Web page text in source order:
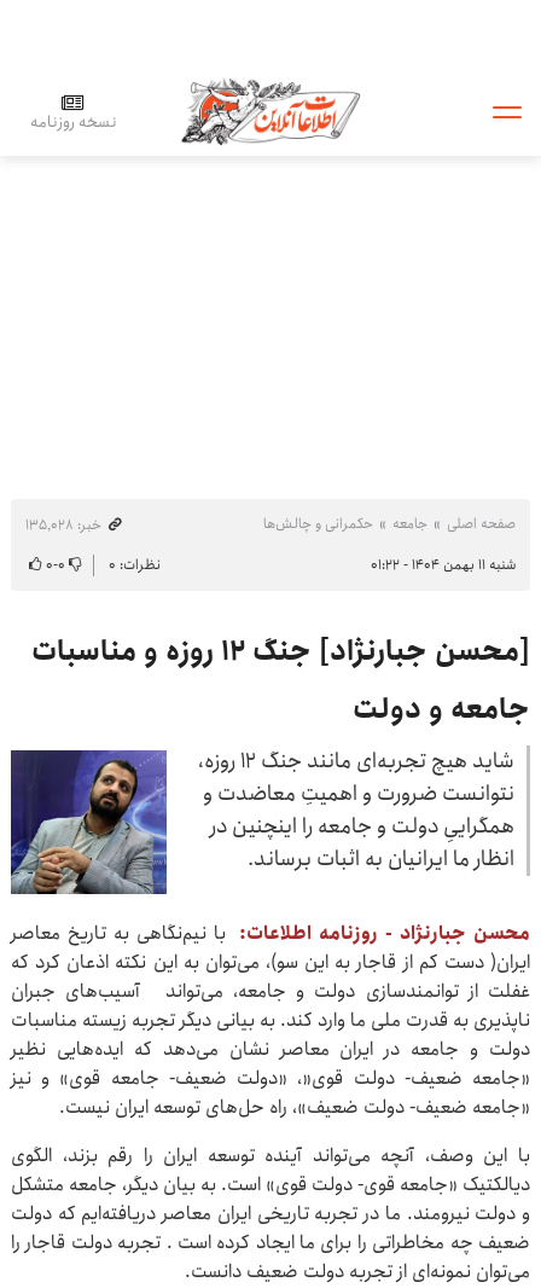
نسخه روزنامه
صفحه اصلی جامعه حکمرانی و چالش‌ها
خبر: ۱۳۵٬۰۲۸
شنبه ۱۱ بهمن ۱۴۰۴ - ۰۱:۲۲
نظرات: ۰ ۰-۰
[محسن جبارنژاد] جنگ ۱۲ روزه و مناسبات
جامعه و دولت
شاید هیچ تجربه‌ای مانند جنگ ۱۲ روزه،
نتوانست ضرورت و اهمیتِ معاضدت و
همگراییِ دولت و جامعه را اینچنین در
انظار ما ایرانیان به اثبات برساند.
محسن جبارنژاد - روزنامه اطلاعات: با نیم‌نگاهی به تاریخ معاصر
ایران( دست کم از قاجار به این سو)، می‌توان به این نکته اذعان کرد که
غفلت از توانمندسازی دولت و جامعه، می‌تواند آسیب‌های جبران
ناپذیری به قدرت ملی ما وارد کند. به بیانی دیگر تجربه زیسته مناسبات
دولت و جامعه در ایران معاصر نشان می‌دهد که ایده‌هایی نظیر
«جامعه ضعیف- دولت قوی«، «دولت ضعیف- جامعه قوی» و نیز
«جامعه ضعیف- دولت ضعیف»، راه حل‌های توسعه ایران نیست.
با این وصف، آنچه می‌تواند آینده توسعه ایران را رقم بزند، الگوی
دیالکتیک «جامعه قوی- دولت قوی» است. به بیان دیگر، جامعه متشکل
و دولت نیرومند. ما در تجربه تاریخی ایران معاصر دریافته‌ایم که دولت
ضعیف چه مخاطراتی را برای ما ایجاد کرده است . تجربه دولت قاجار را
می‌توان نمونه‌ای از تجربه دولت ضعیف دانست.